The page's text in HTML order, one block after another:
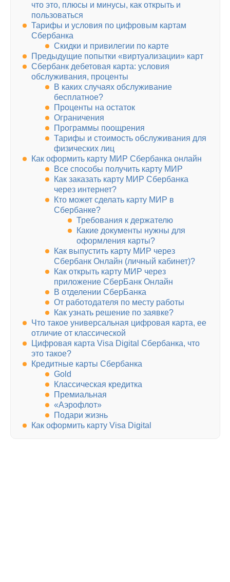
что это, плюсы и минусы, как открыть и
пользоваться
Тарифы и условия по цифровым картам
Сбербанка
Скидки и привилегии по карте
Предыдущие попытки «виртуализации» карт
Сбербанк дебетовая карта: условия
обслуживания, проценты
В каких случаях обслуживание
бесплатное?
Проценты на остаток
Ограничения
Программы поощрения
Тарифы и стоимость обслуживания для
физических лиц
Как оформить карту МИР Сбербанка онлайн
Все способы получить карту МИР
Как заказать карту МИР Сбербанка
через интернет?
Кто может сделать карту МИР в
Сбербанке?
Требования к держателю
Какие документы нужны для
оформления карты?
Как выпустить карту МИР через
Сбербанк Онлайн (личный кабинет)?
Как открыть карту МИР через
приложение СберБанк Онлайн
В отделении СберБанка
От работодателя по месту работы
Как узнать решение по заявке?
Что такое универсальная цифровая карта, ее
отличие от классической
Цифровая карта Visa Digital Сбербанка, что
это такое?
Кредитные карты Сбербанка
Gold
Классическая кредитка
Премиальная
«Аэрофлот»
Подари жизнь
Как оформить карту Visa Digital